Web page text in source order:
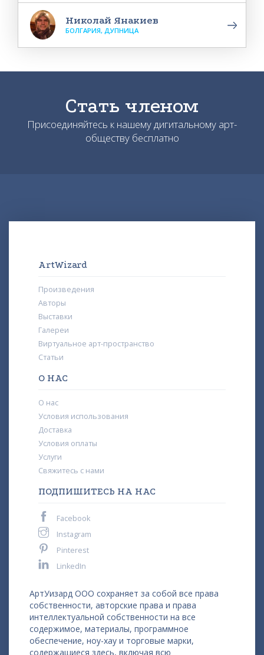
Николай Янакиев
БОЛГАРИЯ, ДУПНИЦА
Стать членом
Присоединяйтесь к нашему дигитальному арт-
обществу бесплатно
ArtWizard
Произведения
Авторы
Выставки
Галереи
Виртуальное арт-пространство
Статьи
О НАС
О нас
Условия использования
Доставка
Условия оплаты
Услуги
Свяжитесь с нами
ПОДПИШИТЕСЬ НА НАС
Facebook
Instagram
Pinterest
LinkedIn
АртУизард ООО сохраняет за собой все права
собственности, авторские права и права
интеллектуальной собственности на все
содержимое, материалы, программное
обеспечение, ноу-хау и торговые марки,
содержащиеся здесь, включая всю